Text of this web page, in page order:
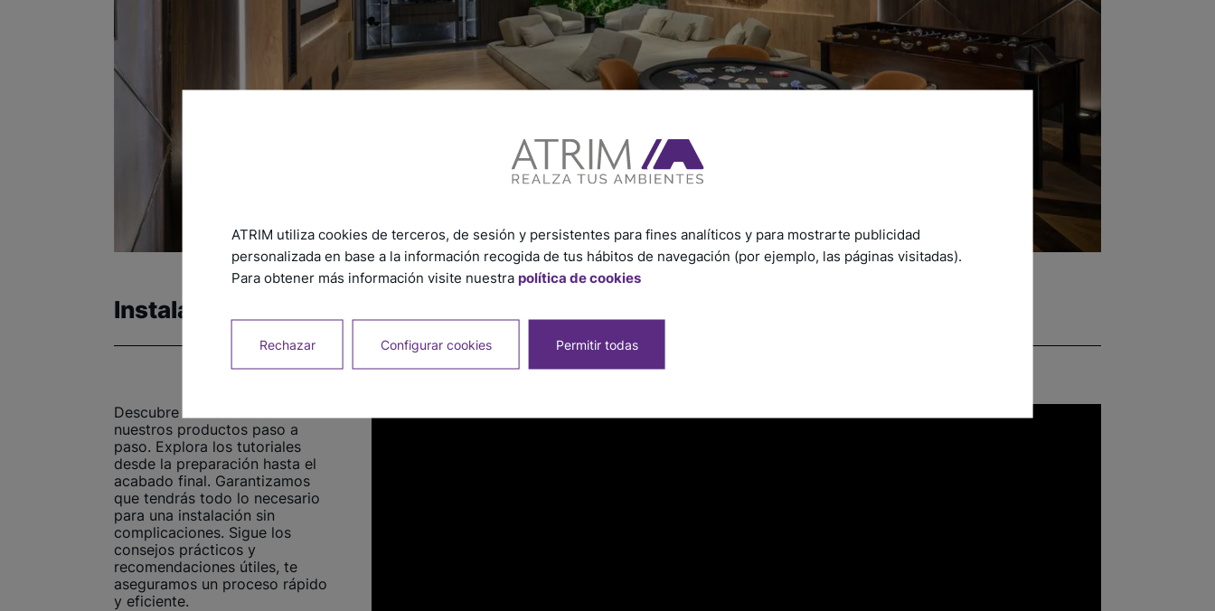
Instalación
Descubre cómo instalar
nuestros productos paso a
paso. Explora los tutoriales
desde la preparación hasta el
acabado final. Garantizamos
que tendrás todo lo necesario
para una instalación sin
complicaciones. Sigue los
consejos prácticos y
recomendaciones útiles, te
aseguramos un proceso rápido
y eficiente.
ATRIM utiliza cookies de terceros, de sesión y persistentes para fines analíticos y para mostrarte publicidad
personalizada en base a la información recogida de tus hábitos de navegación (por ejemplo, las páginas visitadas).
Para obtener más información visite nuestra política de cookies
Rechazar Configurar cookies Permitir todas